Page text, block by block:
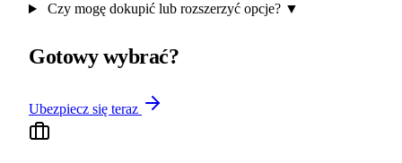
Czy mogę dokupić lub rozszerzyć opcje? ▼
Gotowy wybrać?
Ubezpiecz się teraz